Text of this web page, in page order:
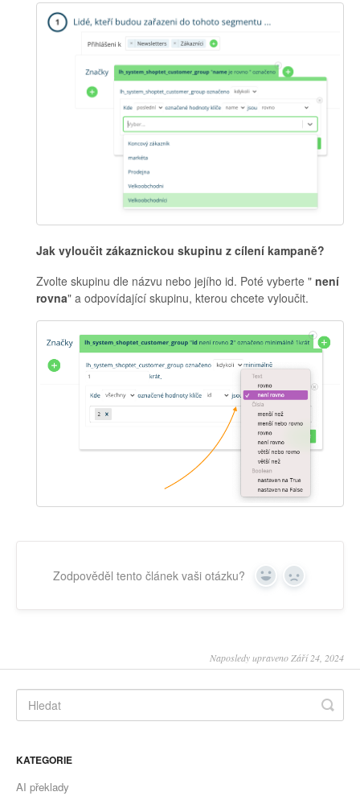
Jak vyloučit zákaznickou skupinu z cílení kampaně?
Zvolte skupinu dle názvu nebo jejího id. Poté vyberte " není
rovna" a odpovídající skupinu, kterou chcete vyloučit.
Zodpověděl tento článek vaši otázku? Yes No
Naposledy upraveno Září 24, 2024
KATEGORIE
AI překlady